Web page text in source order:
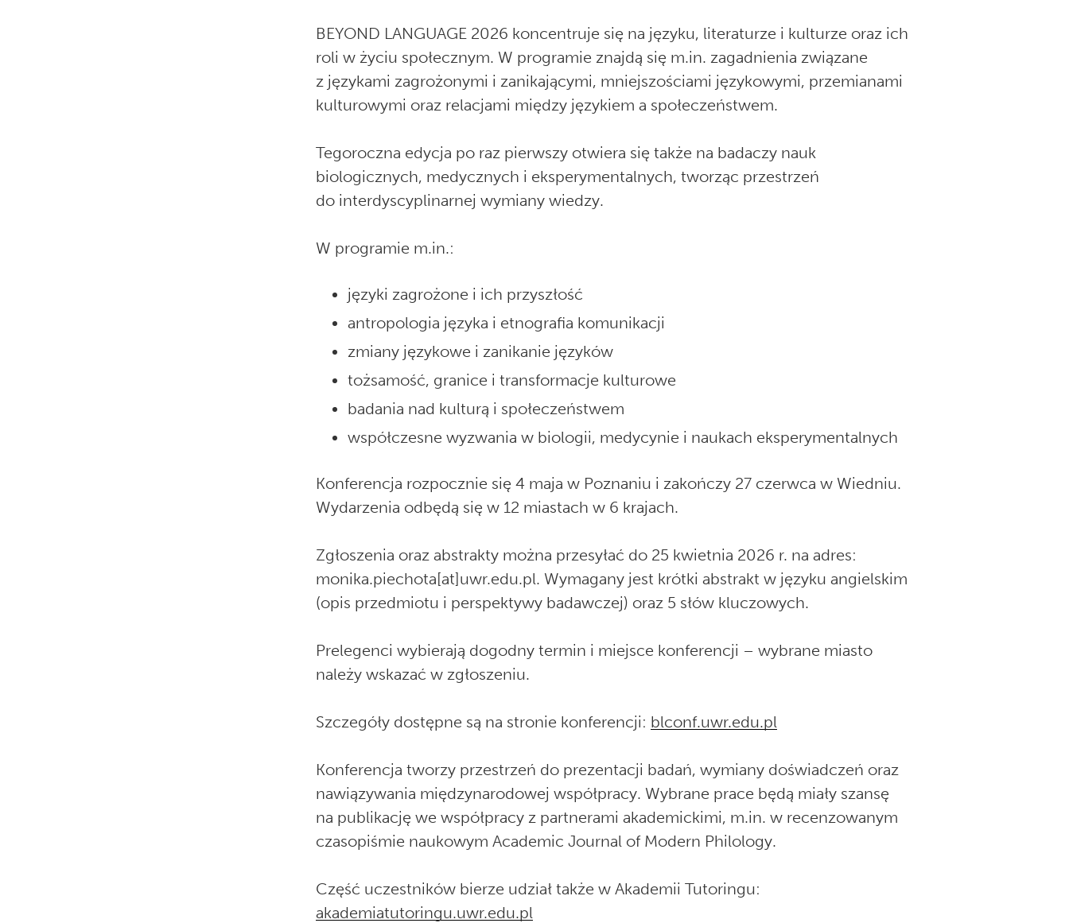
BEYOND LANGUAGE 2026 koncentruje się na języku, literaturze i kulturze oraz ich
roli w życiu społecznym. W programie znajdą się m.in. zagadnienia związane
z językami zagrożonymi i zanikającymi, mniejszościami językowymi, przemianami
kulturowymi oraz relacjami między językiem a społeczeństwem.
Tegoroczna edycja po raz pierwszy otwiera się także na badaczy nauk
biologicznych, medycznych i eksperymentalnych, tworząc przestrzeń
do interdyscyplinarnej wymiany wiedzy.
W programie m.in.:
języki zagrożone i ich przyszłość
antropologia języka i etnografia komunikacji
zmiany językowe i zanikanie języków
tożsamość, granice i transformacje kulturowe
badania nad kulturą i społeczeństwem
współczesne wyzwania w biologii, medycynie i naukach eksperymentalnych
Konferencja rozpocznie się 4 maja w Poznaniu i zakończy 27 czerwca w Wiedniu.
Wydarzenia odbędą się w 12 miastach w 6 krajach.
Zgłoszenia oraz abstrakty można przesyłać do 25 kwietnia 2026 r. na adres:
monika.piechota[at]uwr.edu.pl. Wymagany jest krótki abstrakt w języku angielskim
(opis przedmiotu i perspektywy badawczej) oraz 5 słów kluczowych.
Prelegenci wybierają dogodny termin i miejsce konferencji – wybrane miasto
należy wskazać w zgłoszeniu.
Szczegóły dostępne są na stronie konferencji: blconf.uwr.edu.pl
Konferencja tworzy przestrzeń do prezentacji badań, wymiany doświadczeń oraz
nawiązywania międzynarodowej współpracy. Wybrane prace będą miały szansę
na publikację we współpracy z partnerami akademickimi, m.in. w recenzowanym
czasopiśmie naukowym Academic Journal of Modern Philology.
Część uczestników bierze udział także w Akademii Tutoringu:
akademiatutoringu.uwr.edu.pl